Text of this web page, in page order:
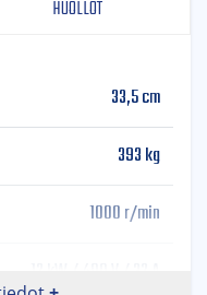
HUOLLOT
33,5 cm
393 kg
1000 r/min